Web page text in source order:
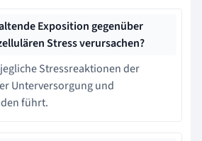
Exposition gegenüber
Stress verursachen?
Stressreaktionen der
Unterversorgung und
führt.